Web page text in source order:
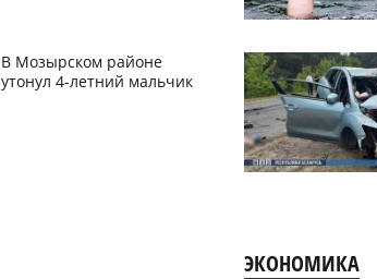
В Мозырском районе
утонул 4-летний мальчик
ЭКОНОМИКА